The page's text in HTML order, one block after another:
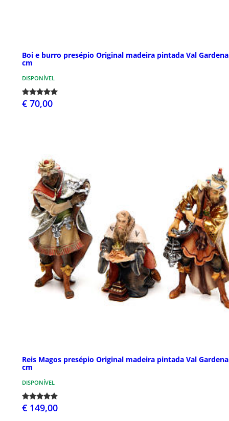
Boi e burro presépio Original madeira pintada Val
cm
DISPONÍVEL
€ 70,00
Reis Magos presépio Original madeira pintada Val
cm
DISPONÍVEL
€ 149,00